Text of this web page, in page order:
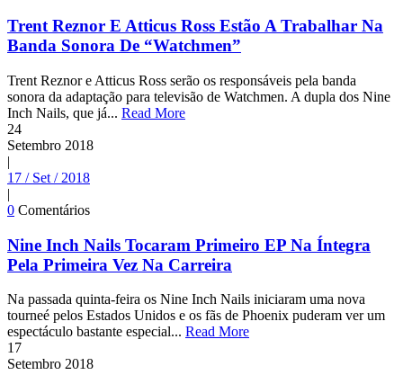
Trent Reznor E Atticus Ross Estão A Trabalhar Na
Banda Sonora De “Watchmen”
Trent Reznor e Atticus Ross serão os responsáveis pela banda
sonora da adaptação para televisão de Watchmen. A dupla dos Nine
Inch Nails, que já... Read More
24
Setembro 2018
|
17 / Set / 2018
|
0 Comentários
Nine Inch Nails Tocaram Primeiro EP Na Íntegra
Pela Primeira Vez Na Carreira
Na passada quinta-feira os Nine Inch Nails iniciaram uma nova
tourneé pelos Estados Unidos e os fãs de Phoenix puderam ver um
espectáculo bastante especial... Read More
17
Setembro 2018